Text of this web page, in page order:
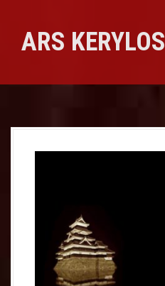
contentARS KERYLOS